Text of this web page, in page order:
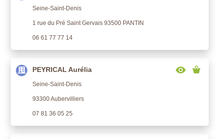
Seine-Saint-Denis
1 rue du Pré Saint Gervais 93500 PANTIN
06 61 77 77 14
PEYRICAL Aurélia
Seine-Saint-Denis
93300 Aubervilliers
07 81 36 05 25